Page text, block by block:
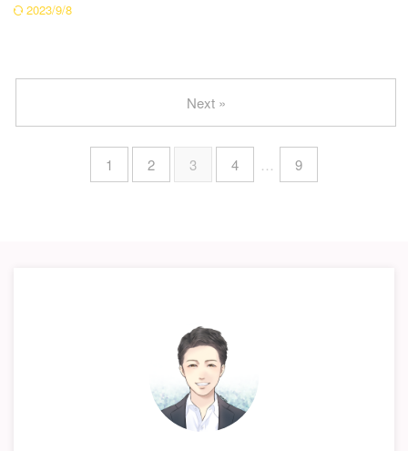
2023/9/8
1 2 3 4 … 9
Next »